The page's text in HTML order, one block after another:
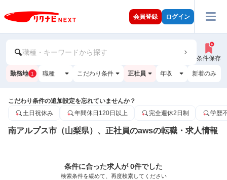
会員登録 ログイン
職種・キーワードから探す
条件保存
勤務地 1 職種 こだわり条件 正社員 年収 新着のみ
こだわり条件の追加設定を忘れていませんか？
土日祝休み
年間休日120日以上 完全週休2日制 学歴
南アルプス市（山梨県）、正社員のawsの転職・求人情報
条件に合った求人が 0件でした
検索条件を緩めて、再度検索してください